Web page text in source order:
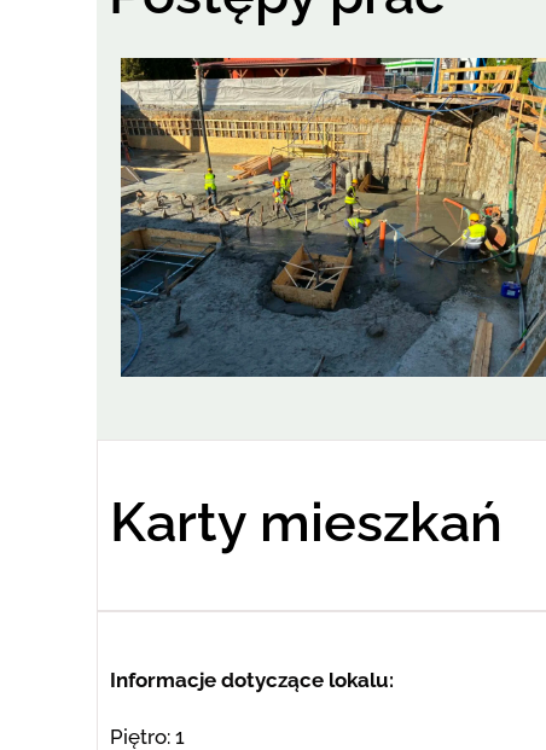
Karty mieszkań
Informacje dotyczące lokalu:
Piętro: 1